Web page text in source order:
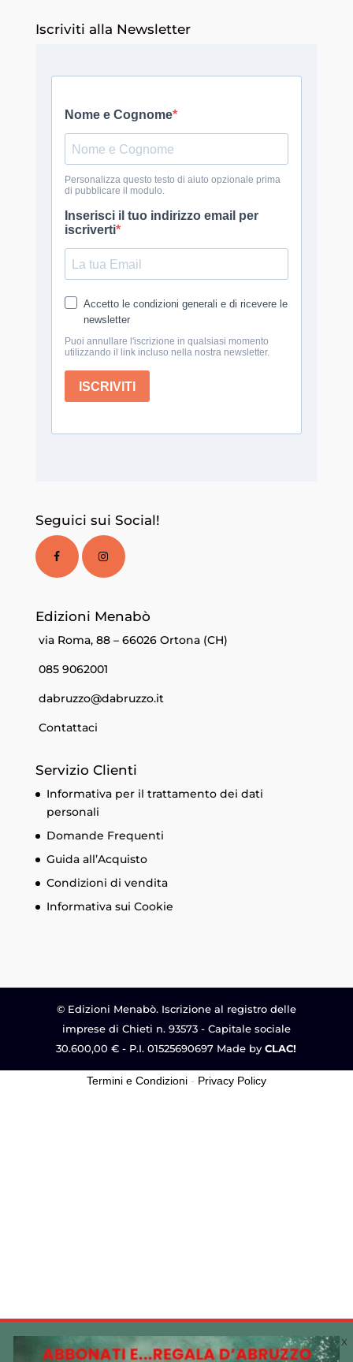
Iscriviti alla Newsletter
Seguici sui Social!
Edizioni Menabò
via Roma, 88 – 66026 Ortona (CH)
085 9062001
dabruzzo@dabruzzo.it
Contattaci
Servizio Clienti
Informativa per il trattamento dei dati
personali
Domande Frequenti
Guida all’Acquisto
Condizioni di vendita
Informativa sui Cookie
© Edizioni Menabò. Iscrizione al registro delle
imprese di Chieti n. 93573 - Capitale sociale
30.600,00 € - P.I. 01525690697 Made byCLAC!
Termini e Condizioni - Privacy Policy